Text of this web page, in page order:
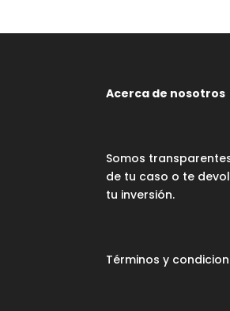
Acerca de nosotros
Somos
de tu caso o te
tu inversión.
Términos y